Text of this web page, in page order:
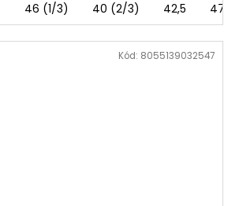
46 (1/3) 40 (2/3) 42,5 47,5
Kód: 8055139032547